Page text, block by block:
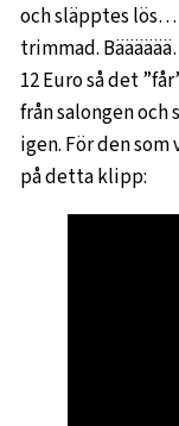
och släpptes
trimmad.
12 Euro så det
från salongen
igen. För den
på detta klipp: